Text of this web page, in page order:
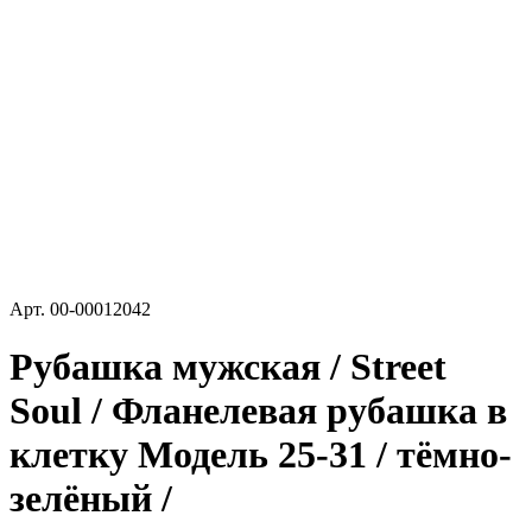
Арт. 00-00012042
Рубашка мужская / Street
Soul / Фланелевая рубашка в
клетку Модель 25-31 / тёмно-
зелёный /